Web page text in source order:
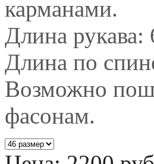
карманами.
Длина
Длина по
Возможно
фасонам.